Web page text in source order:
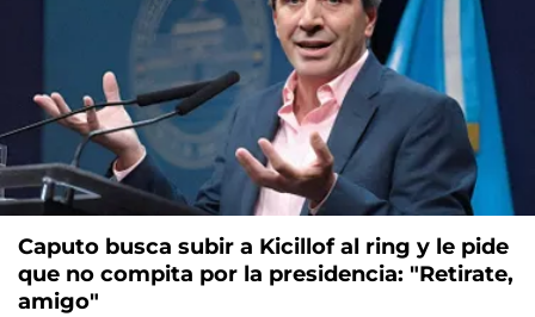
Caputo busca subir a Kicillof al ring y le pide
que no compita por la presidencia: "Retirate,
amigo"